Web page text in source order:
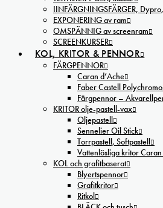
IINFÄRGNINGSFÄRGER,
EXPONERING av ram
OMSPÄNNIG av screenram
SCREENKURSER
KOL, KRITOR & PENNOR
FÄRGPENNOR
Caran d’Ache
Faber Castell
Färgpennor –
KRITOR olje-pastell-vax
Oljepastell
Sennelier Oil Stick
Torrpastell, Softpastell
Vattenlösliga kritor
KOL och grafitbaserat
Blyertspennor
Grafitkritor
Ritkol